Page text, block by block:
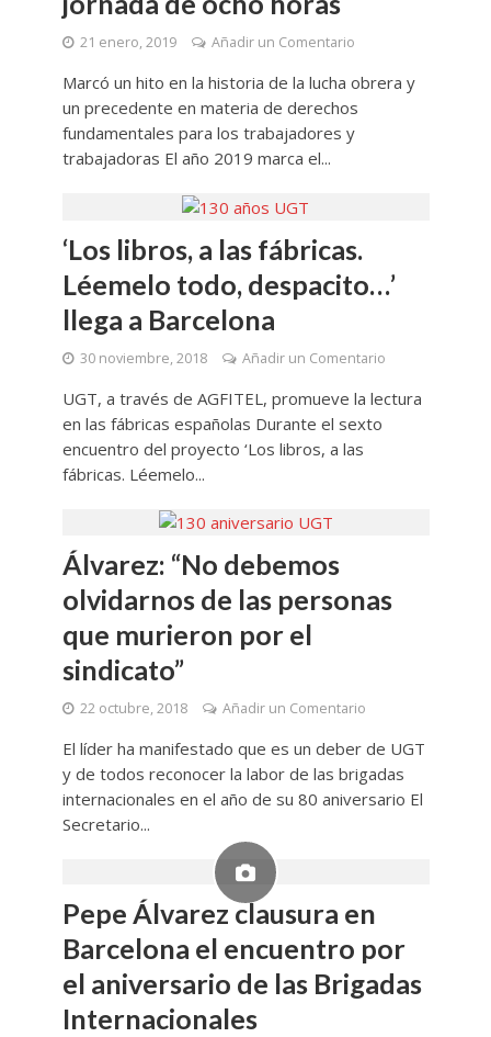
21 enero, 2019 Añadir un Comentario
Marcó un hito en la historia de la lucha obrera y
un precedente en materia de derechos
fundamentales para los trabajadores y
trabajadoras El año 2019 marca el...
‘Los libros, a las fábricas.
Léemelo todo, despacito…’
llega a Barcelona
30 noviembre, 2018 Añadir un Comentario
UGT, a través de AGFITEL, promueve la lectura
en las fábricas españolas Durante el sexto
encuentro del proyecto ‘Los libros, a las
fábricas. Léemelo...
Álvarez: “No debemos
olvidarnos de las personas
que murieron por el
sindicato”
22 octubre, 2018 Añadir un Comentario
El líder ha manifestado que es un deber de UGT
y de todos reconocer la labor de las brigadas
internacionales en el año de su 80 aniversario El
Secretario...
Pepe Álvarez clausura en
Barcelona el encuentro por
el aniversario de las Brigadas
Internacionales